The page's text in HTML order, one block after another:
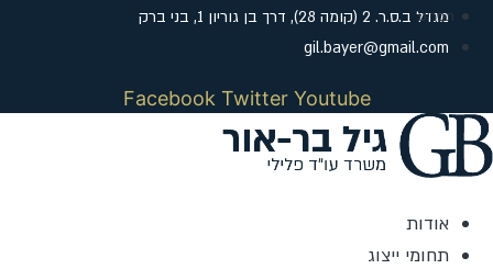
דלג
לתוכן
מגדל ב.ס.ר. 2 (קומה 28), דרך בן גוריון 1, בני ברק
gil.bayer@gmail.com
Facebook Twitter Youtube
אודות
תחומי ייצוג